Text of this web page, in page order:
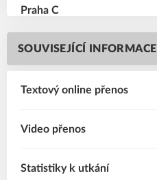
SOUVISEJÍCÍ INFORMACE
Textový online přenos
Video přenos
Statistiky k utkání